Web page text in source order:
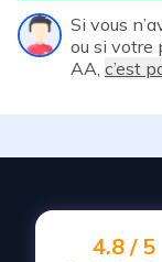
Si vous
ou si votre
AA, c’est
4.8 / 5